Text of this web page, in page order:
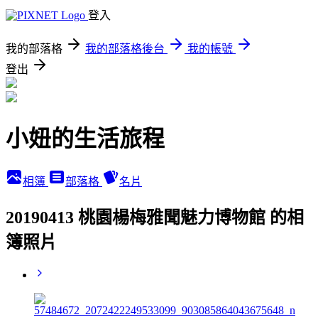
登入
我的部落格 我的部落格後台
我的帳號
登出
小妞的生活旅程
相簿 部落格 名片
20190413 桃園楊梅雅聞魅力博物館 的相
簿照片